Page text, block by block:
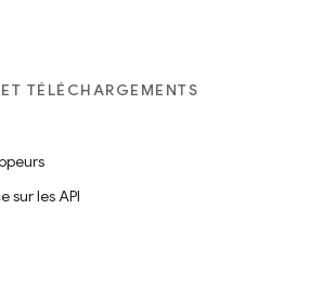
TÉLÉCHARGEMENTS
sur les API